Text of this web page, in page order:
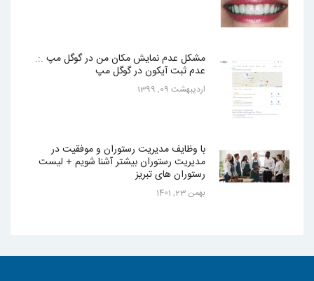
مشکل عدم نمایش مکان من در گوگل مپ .:.
عدم ثبت آیکون در گوگل مپ
ارديبهشت 09, 1399
با وظایف مدیریت رستوران و موفقیت در
مدیریت رستوران بیشتر آشنا شویم + لیست
رستوران های تبریز
بهمن 23, 1401